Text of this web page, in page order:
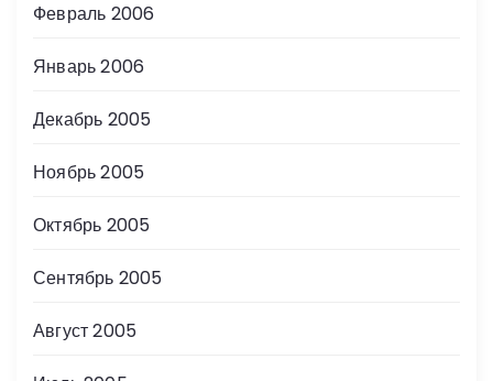
Февраль 2006
Январь 2006
Декабрь 2005
Ноябрь 2005
Октябрь 2005
Сентябрь 2005
Август 2005